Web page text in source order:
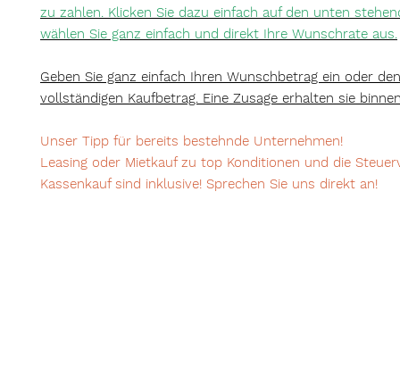
zu zahlen. Klicken Sie dazu einfach auf den unten
wählen Sie ganz einfach und direkt Ihre Wunschrate aus.
Geben Sie ganz einfach Ihren Wunschbetrag ein oder den
vollständigen Kaufbetrag. Eine Zusage erhalten sie
Unser Tipp für bereits bestehnde Unternehmen!
Leasing oder Mietkauf zu top Konditionen und die
Kassenkauf sind inklusive! Sprechen Sie uns direkt an!